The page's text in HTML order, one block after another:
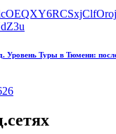
Уровень Туры в Тюмени: